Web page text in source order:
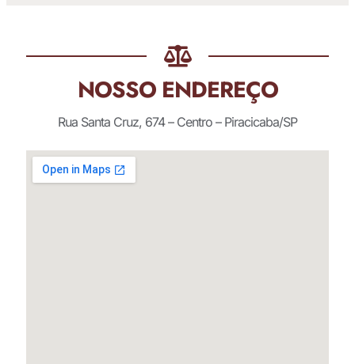
NOSSO ENDEREÇO
Rua Santa Cruz, 674 – Centro – Piracicaba/SP